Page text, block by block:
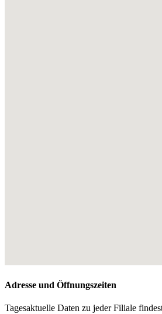
Adresse und Öffnungszeiten
Tagesaktuelle Daten zu jeder Filiale